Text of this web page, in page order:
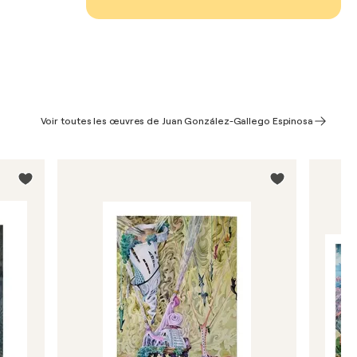
Voir toutes les œuvres de Juan González-Gallego Espinosa